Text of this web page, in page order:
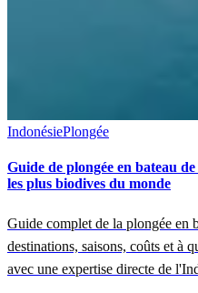
IndonésiePlongée
Guide de plongée en bateau
les plus biodives du monde
Guide complet de la plongée en
destinations, saisons, coûts et à
avec une expertise directe de